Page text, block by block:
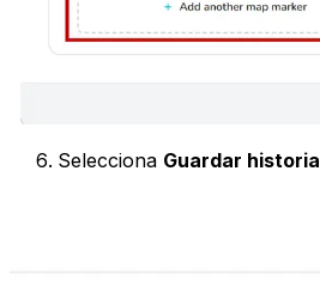
Selecciona Guardar historia